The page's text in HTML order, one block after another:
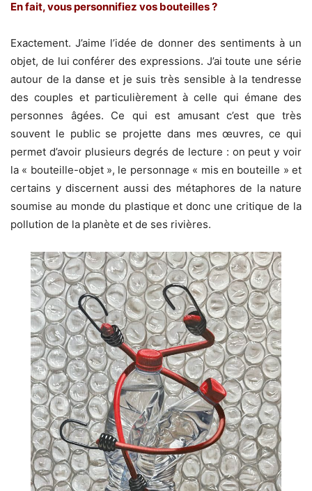
En fait, vous personnifiez vos bouteilles ?
Exactement. J’aime l’idée de donner des sentiments à un
objet, de lui conférer des expressions. J’ai toute une série
autour de la danse et je suis très sensible à la tendresse
des couples et particulièrement à celle qui émane des
personnes âgées. Ce qui est amusant c’est que très
souvent le public se projette dans mes œuvres, ce qui
permet d’avoir plusieurs degrés de lecture : on peut y voir
la « bouteille-objet », le personnage « mis en bouteille » et
certains y discernent aussi des métaphores de la nature
soumise au monde du plastique et donc une critique de la
pollution de la planète et de ses rivières.